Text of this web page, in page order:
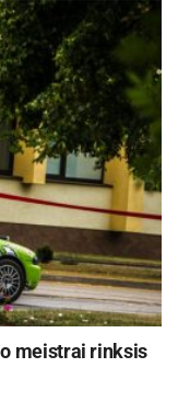
meistrai rinksis